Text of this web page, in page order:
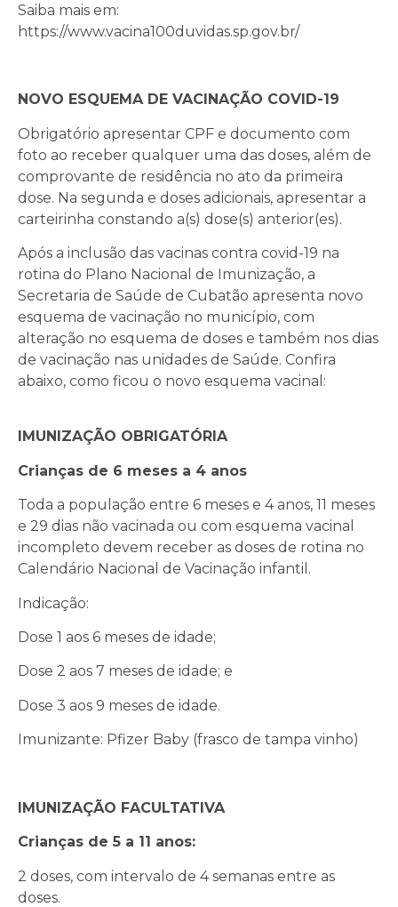
Saiba mais em:
https://www.vacina100duvidas.sp.gov.br/
NOVO ESQUEMA DE VACINAÇÃO COVID-19
Obrigatório apresentar CPF e documento com
foto ao receber qualquer uma das doses, além de
comprovante de residência no ato da primeira
dose. Na segunda e doses adicionais, apresentar a
carteirinha constando a(s) dose(s) anterior(es).
Após a inclusão das vacinas contra covid-19 na
rotina do Plano Nacional de Imunização, a
Secretaria de Saúde de Cubatão apresenta novo
esquema de vacinação no município, com
alteração no esquema de doses e também nos dias
de vacinação nas unidades de Saúde. Confira
abaixo, como ficou o novo esquema vacinal:
IMUNIZAÇÃO OBRIGATÓRIA
Crianças de 6 meses a 4 anos
Toda a população entre 6 meses e 4 anos, 11 meses
e 29 dias não vacinada ou com esquema vacinal
incompleto devem receber as doses de rotina no
Calendário Nacional de Vacinação infantil.
Indicação:
Dose 1 aos 6 meses de idade;
Dose 2 aos 7 meses de idade; e
Dose 3 aos 9 meses de idade.
Imunizante: Pfizer Baby (frasco de tampa vinho)
IMUNIZAÇÃO FACULTATIVA
Crianças de 5 a 11 anos:
2 doses, com intervalo de 4 semanas entre as
doses.